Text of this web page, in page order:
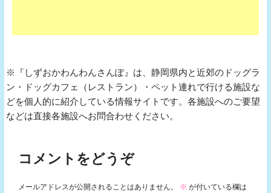
※『しずおかわんわんさんぽ』は、静岡県内と近郊のドッグラ
ン・ドッグカフェ（レストラン）・ペット連れで行ける施設な
どを個人的に紹介している情報サイトです。各施設へのご要望
などは直接各施設へお問合わせください。
コメントをどうぞ
メールアドレスが公開されることはありません。 ※ が付いている欄は